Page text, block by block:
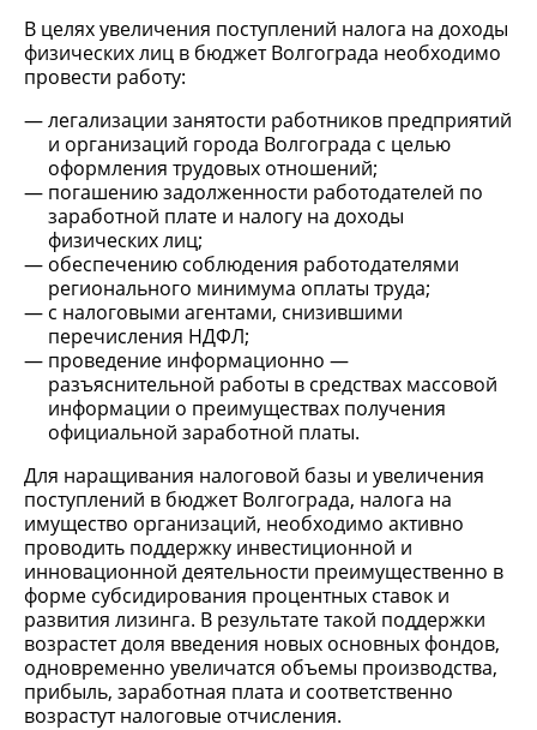
В целях увеличения поступлений налога на доходы
физических лиц в бюджет Волгограда необходимо
провести работу:
легализации занятости работников предприятий
и организаций города Волгограда с целью
оформления трудовых отношений;
погашению задолженности работодателей по
заработной плате и налогу на доходы
физических лиц;
обеспечению соблюдения работодателями
регионального минимума оплаты труда;
с налоговыми агентами, снизившими
перечисления НДФЛ;
проведение информационно —
разъяснительной работы в средствах массовой
информации о преимуществах получения
официальной заработной платы.
Для наращивания налоговой базы и увеличения
поступлений в бюджет Волгограда, налога на
имущество организаций, необходимо активно
проводить поддержку инвестиционной и
инновационной деятельности преимущественно в
форме субсидирования процентных ставок и
развития лизинга. В результате такой поддержки
возрастет доля введения новых основных фондов,
одновременно увеличатся объемы производства,
прибыль, заработная плата и соответственно
возрастут налоговые отчисления.